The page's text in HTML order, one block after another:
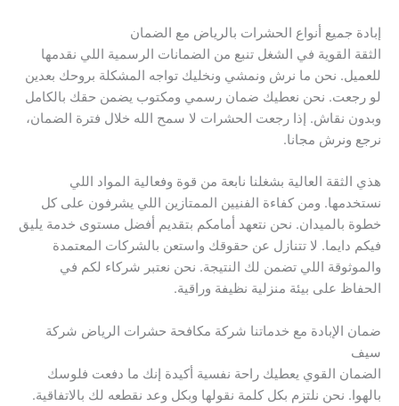
إبادة جميع أنواع الحشرات بالرياض مع الضمان
الثقة القوية في الشغل تنبع من الضمانات الرسمية اللي نقدمها
للعميل. نحن ما نرش ونمشي ونخليك تواجه المشكلة بروحك بعدين
لو رجعت. نحن نعطيك ضمان رسمي ومكتوب يضمن حقك بالكامل
وبدون نقاش. إذا رجعت الحشرات لا سمح الله خلال فترة الضمان،
نرجع ونرش مجانا.
هذي الثقة العالية بشغلنا نابعة من قوة وفعالية المواد اللي
نستخدمها. ومن كفاءة الفنيين الممتازين اللي يشرفون على كل
خطوة بالميدان. نحن نتعهد أمامكم بتقديم أفضل مستوى خدمة يليق
فيكم دايما. لا تتنازل عن حقوقك واستعن بالشركات المعتمدة
والموثوقة اللي تضمن لك النتيجة. نحن نعتبر شركاء لكم في
الحفاظ على بيئة منزلية نظيفة وراقية.
ضمان الإبادة مع خدماتنا شركة مكافحة حشرات الرياض شركة
سيف
الضمان القوي يعطيك راحة نفسية أكيدة إنك ما دفعت فلوسك
بالهوا. نحن نلتزم بكل كلمة نقولها وبكل وعد نقطعه لك بالاتفاقية.